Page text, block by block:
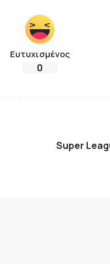
Ευτυχισμένος
0
Super